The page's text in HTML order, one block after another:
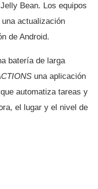
Bean. Los equipos
actualización
de Android.
baterí­a de larga
una aplicación
automatiza tareas y
el lugar y el nivel de